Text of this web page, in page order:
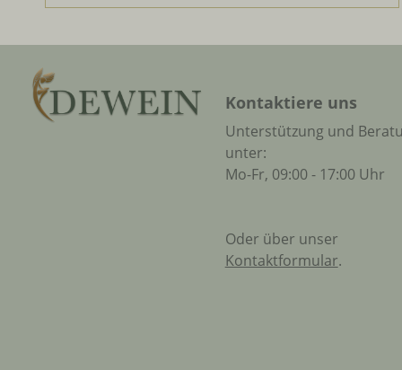
Kontaktiere uns
Unterstützung und
unter:
Mo-Fr, 09:00 - 17:00 Uhr
Oder über unser
Kontaktformular.